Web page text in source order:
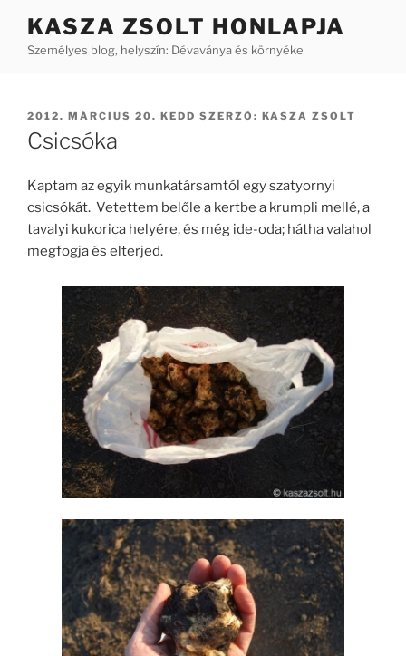
KASZA ZSOLT HONLAPJA
Személyes blog, helyszín: Dévaványa és környéke
BEKÜLDVE:
2012. MÁRCIUS 20. KEDD SZERZŐ: KASZA ZSOLT
Csicsóka
Kaptam az egyik munkatársamtól egy szatyornyi
csicsókát. Vetettem belőle a kertbe a krumpli mellé, a
tavalyi kukorica helyére, és még ide-oda; hátha valahol
megfogja és elterjed.